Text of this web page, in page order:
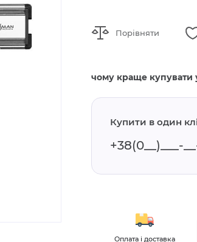
Порівняти
чому краще купувати
Купити в один
Оплата і доставка